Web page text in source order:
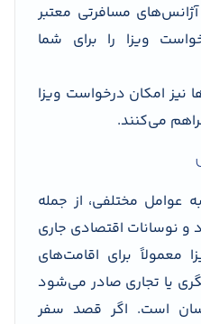
مسافرتی معتبر
ویزا را برای شما
نیز امکان درخواست ویزا
می‌کنند.
عوامل مختلفی، از جمله
و نوسانات اقتصادی جاری
معمولاً برای اقامت‌های
یا تجاری صادر می‌شود
است. اگر قصد سفر